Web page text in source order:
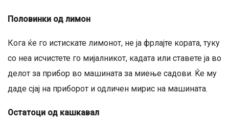
Половинки од лимон
Кога ќе го истискате лимонот, не ја фрлајте кората, туку
со неа исчистете го мијалникот, кадата или ставете ја во
делот за прибор во машината за миење садови. Ќе му
даде сјај на приборот и одличен мирис на машината.
Остатоци од кашкавал